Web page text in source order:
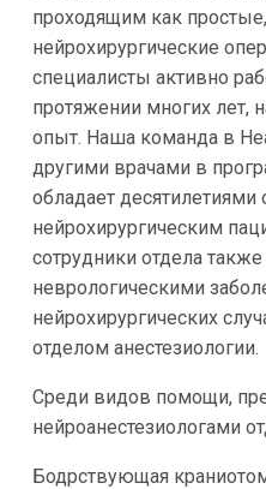
проходящим как
нейрохирургические
специалисты активно
протяжении многих лет,
опыт. Наша команда в
другими врачами в
обладает
нейрохирургическим
сотрудники отдела также
неврологическими
нейрохирургических
отделом анестезиологии.
Среди видов помощи,
нейроанестезиологами
Бодрствующая